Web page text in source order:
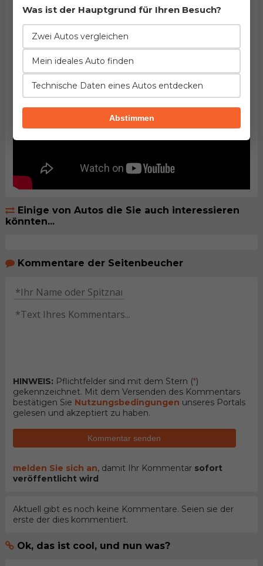
Einige von Autos die Sie auch interessieren
könnten...
Kommentare der Seitenbeucher
HINWEIS: Pflichtfelder sind mit dem Stern (*)
gekennzeichnet. Mit dem Versenden des Kommentars
bestätigen Sie Nutzungsbedingungen unseres Portals
gelesen und akzeptiert zu haben.
Kommentar senden
melden Sie sich an, damit Ihr Kommentar sofort
veröffentlicht wird
Aktuell gibt es noch keine Kommentare. Seien sie der
erste der dies kommentiert.
Ok, das ist cool, und nun was?
Was ist der Hauptgrund für Ihren Besuch?
Zwei Autos vergleichen
Mein ideales Auto finden
Technische Daten eines Autos entdecken
Abstimmen